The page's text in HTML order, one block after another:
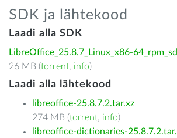
SDK ja lähtekood
Laadi alla SDK
LibreOffice_25.8.7_Linux_x86-
26 MB (torrent, info)
Laadi alla lähtekood
libreoffice-25.8.7.2.tar.xz
274 MB (torrent, info)
libreoffice-dictionaries-